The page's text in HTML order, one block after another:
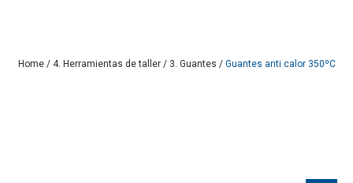
Home/4. Herramientas de taller/ 3. Guantes /Guantes anti calor 350ºC